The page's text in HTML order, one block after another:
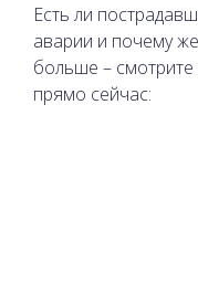
Есть ли
аварии и почему
больше –
прямо сейчас: